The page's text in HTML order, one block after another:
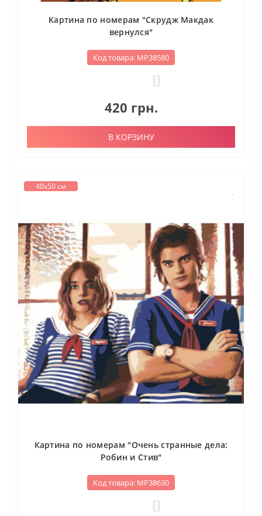
Картина по номерам "Скрудж Макдак
вернулся"
Код товара: МР38580
420 грн.
В КОРЗИНУ
40х50 см
Картина по номерам "Очень странные дела:
Робин и Стив"
Код товара: МР38630